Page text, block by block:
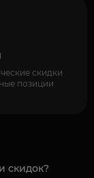
скидки
позиции
скидок?